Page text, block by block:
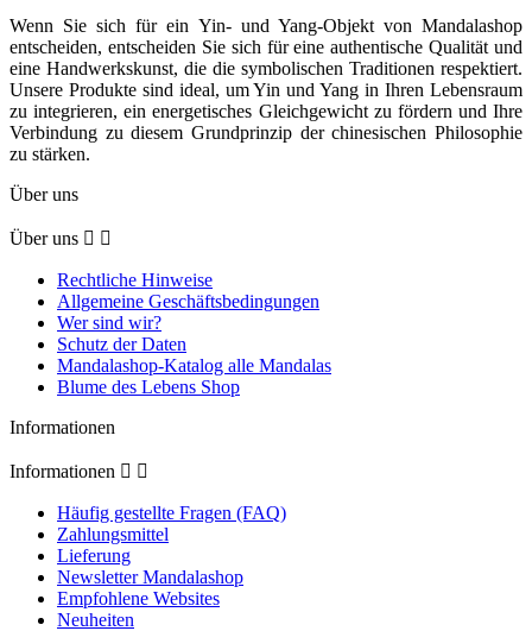
Wenn Sie sich für ein Yin- und Yang-Objekt von Mandalashop
entscheiden, entscheiden Sie sich für eine authentische Qualität und
eine Handwerkskunst, die die symbolischen Traditionen respektiert.
Unsere Produkte sind ideal, um Yin und Yang in Ihren Lebensraum
zu integrieren, ein energetisches Gleichgewicht zu fördern und Ihre
Verbindung zu diesem Grundprinzip der chinesischen Philosophie
zu stärken.
Über uns
Über uns  
Rechtliche Hinweise
Allgemeine Geschäftsbedingungen
Wer sind wir?
Schutz der Daten
Mandalashop-Katalog alle Mandalas
Blume des Lebens Shop
Informationen
Informationen  
Häufig gestellte Fragen (FAQ)
Zahlungsmittel
Lieferung
Newsletter Mandalashop
Empfohlene Websites
Neuheiten